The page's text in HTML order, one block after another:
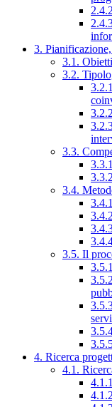
3.
3.1.
3.2.
3.3.
3.4.
3.5. Il
4. Ricerca
4.1.